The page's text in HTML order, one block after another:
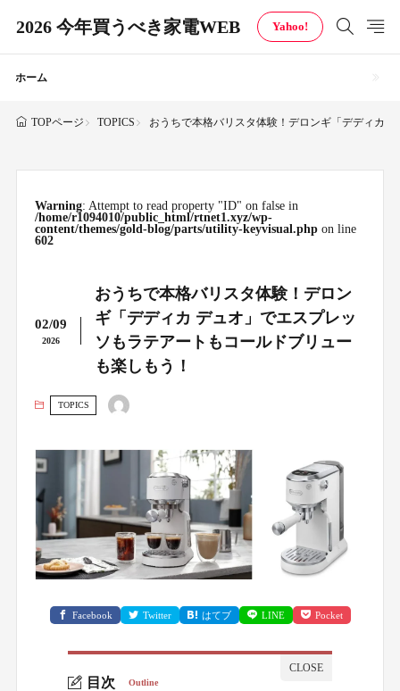
2026 今年買うべき家電WEB Yahoo!
ホーム
TOPページ TOPICS おうちで本格バリスタ体験！デロンギ「デディカ
Warning: Attempt to read property "ID" on false in
/home/r1094010/public_html/rtnet1.xyz/wp-
content/themes/gold-blog/parts/utility-keyvisual.phpon line
602
02/09
2026
おうちで本格バリスタ体験！デロン
ギ「デディカ デュオ」でエスプレッ
ソもラテアートもコールドブリュー
も楽しもう！
TOPICS
Facebook Twitter はてブ LINE Pocket
目次 Outline